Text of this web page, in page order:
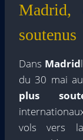
Madrid,
soutenus
Dans Madrid
du 30 mai
plus
vols vers